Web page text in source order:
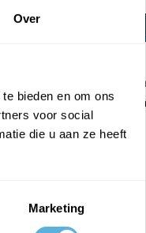
Over
bieden en om ons
voor social
die u aan ze heeft
Marketing
ÉN
jarenlang mee, dat
zijn duurzaam,